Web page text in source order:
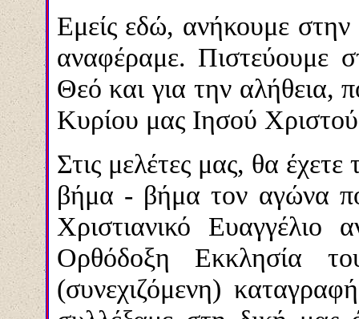
Εμείς εδώ, ανήκουμε
αναφέραμε. Πιστεύουμε
Θεό και για την αλήθεια,
Κυρίου μας Ιησού
Στις μελέτες μας, θα
βήμα - βήμα τον αγώνα
Χριστιανικό
Ορθόδοξη Εκκλησία
(συνεχιζόμενη)